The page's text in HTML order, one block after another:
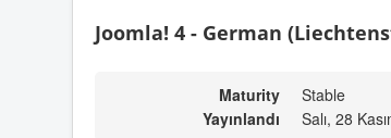
Joomla! 4 - German
Maturity
Stable
Yayınlandı
Salı, 28